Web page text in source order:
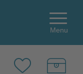
Menu